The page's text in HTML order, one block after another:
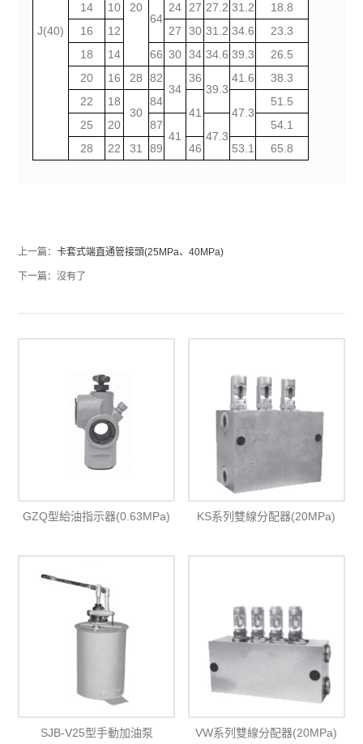
J(40)
20
14
10
64
24 27 27.2 31.2
18.8
16
12 27 30 31.2 34.6
23.3
18
14 66 30 34 34.6 39.3
26.5
20
16 28
82
34
36
39.3
41.6
38.3
22
18
30
84
41
47.3
51.5
25
20
87
41
47.3
54.1
28
22 31 89 46 53.1 65.8
上一篇：卡套式端直通管接頭(25MPa、40MPa)
下一篇：沒有了
GZQ型給油指示器(0.63MPa) KS系列雙線分配器(20MPa)
SJB-V25型手動加油泵 VW系列雙線分配器(20MPa)